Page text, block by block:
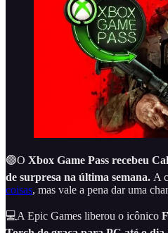
🟢O Xbox Game Pass recebeu
de surpresa na última semana. A
coisas, mas vale a pena dar uma
💻A Epic Games liberou o icônico